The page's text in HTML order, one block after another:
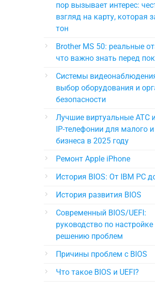
пор вызывает интерес:
взгляд на карту, которая
тон
Brother MS 50: реальные
что важно знать перед
Системы
выбор оборудования и
безопасности
Лучшие виртуальные АТС
IP-телефонии для малого
бизнеса в 2025 году
Ремонт Apple iPhone
История BIOS: От IBM PC
История развития BIOS
Современный BIOS/UEFI:
руководство по настройке
решению проблем
Причины проблем с BIOS
Что такое BIOS и UEFI?